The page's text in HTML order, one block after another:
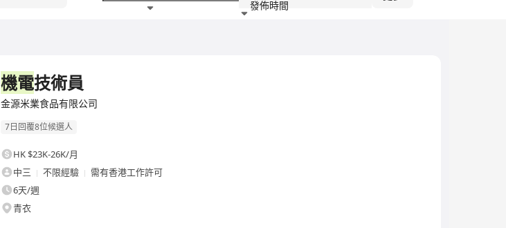
發佈時間
機電技術員
金源米業食品有限公司
7日回覆8位候選人
HK $23K-26K/月
中三
不限經驗
需有香港工作許可
6天/週
青衣